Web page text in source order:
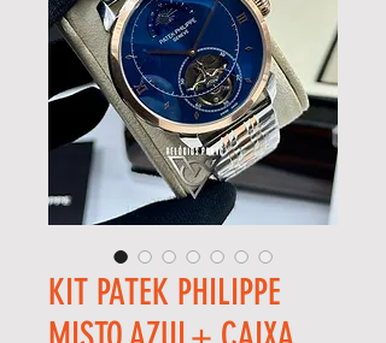
KIT PATEK PHILIPPE